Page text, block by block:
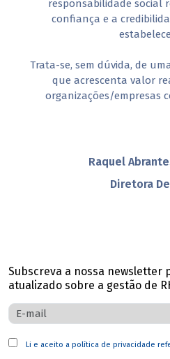
responsabilidade social
confiança e a
Trata-se, sem dúvida, de
que acrescenta valor
organizações/empresas
Raquel
Diretora
Subscreva a nossa newsletter
atualizado sobre a gestão de
Li e aceito a política de privacidade